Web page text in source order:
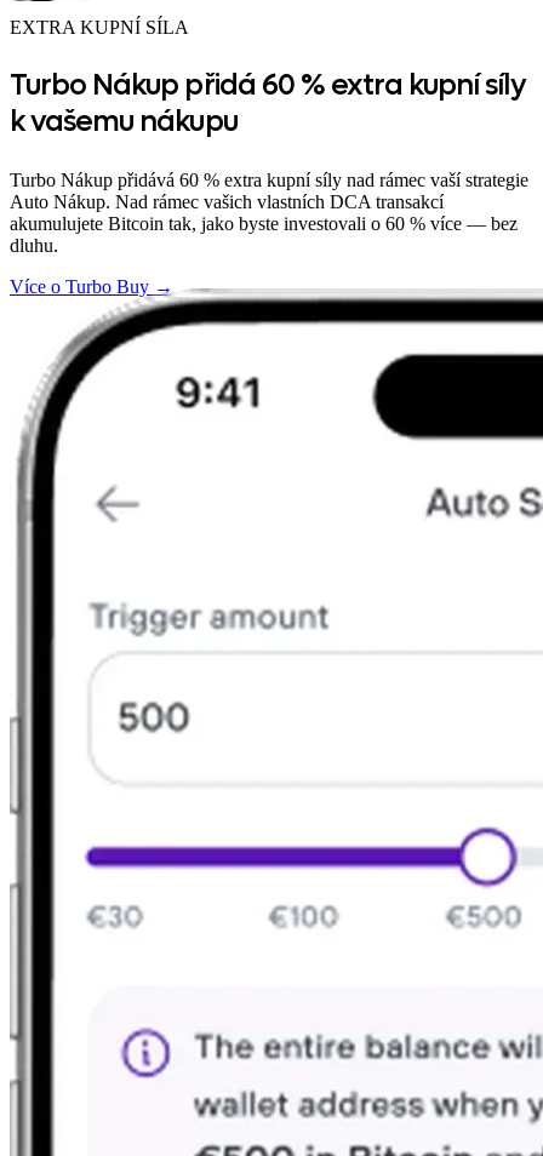
EXTRA KUPNÍ SÍLA
Turbo Nákup přidá 60 % extra kupní síly
k vašemu nákupu
Turbo Nákup přidává 60 % extra kupní síly nad rámec vaší strategie
Auto Nákup. Nad rámec vašich vlastních DCA transakcí
akumulujete Bitcoin tak, jako byste investovali o 60 % více — bez
dluhu.
Více o Turbo Buy →